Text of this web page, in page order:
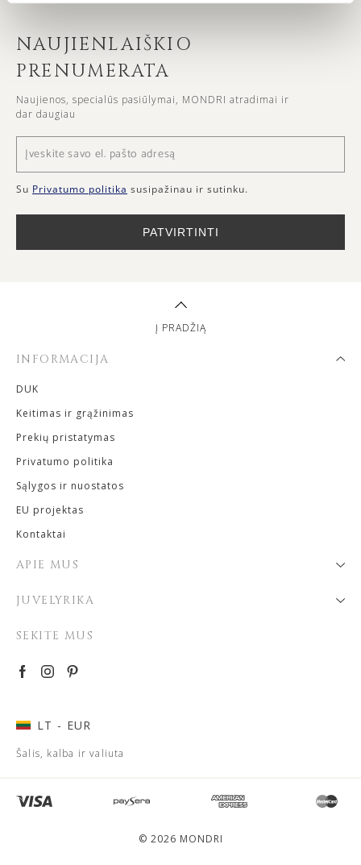
NAUJIENLAIŠKIO
PRENUMERATA
Naujienos, specialūs pasiūlymai, MONDRI atradimai ir
dar daugiau
Su Privatumo politika susipažinau ir sutinku.
PATVIRTINTI
INFORMACIJA
DUK
Keitimas ir grąžinimas
Prekių pristatymas
Privatumo politika
Sąlygos ir nuostatos
EU projektas
Kontaktai
APIE MUS
JUVELYRIKA
SEKITE MUS
LT - EUR
Šalis, kalba ir valiuta
Į PRADŽIĄ
© 2026 MONDRI